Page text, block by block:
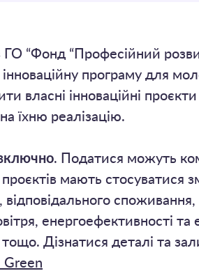
“Фонд “Професійний
програму для
власні інноваційні
їхню реалізацію.
. Податися можуть
мають стосуватися
споживання,
енергоефективності
Дізнатися деталі та